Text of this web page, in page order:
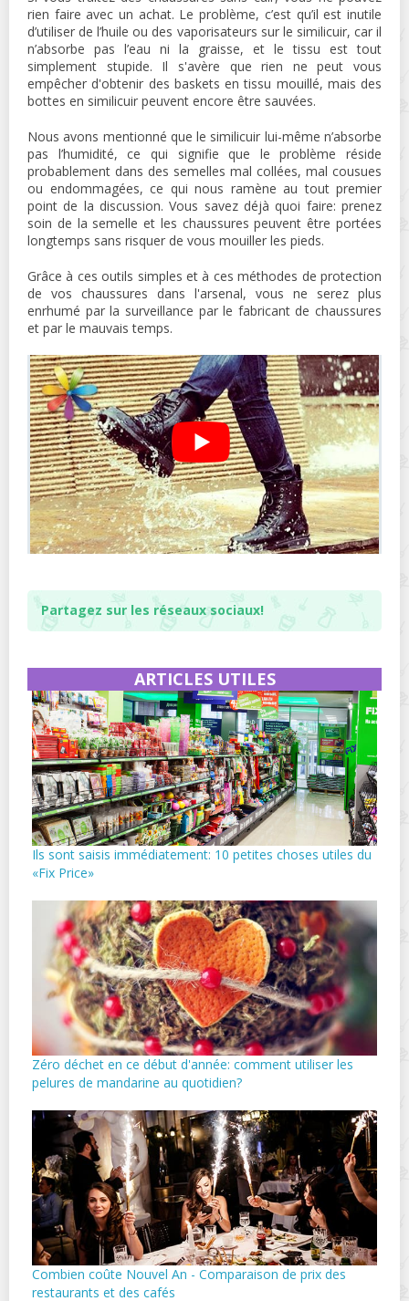
rien faire avec un achat. Le problème, c’est qu’il est inutile
d’utiliser de l’huile ou des vaporisateurs sur le similicuir, car il
n’absorbe pas l’eau ni la graisse, et le tissu est tout
simplement stupide. Il s'avère que rien ne peut vous
empêcher d'obtenir des baskets en tissu mouillé, mais des
bottes en similicuir peuvent encore être sauvées.
Nous avons mentionné que le similicuir lui-même n’absorbe
pas l’humidité, ce qui signifie que le problème réside
probablement dans des semelles mal collées, mal cousues
ou endommagées, ce qui nous ramène au tout premier
point de la discussion. Vous savez déjà quoi faire: prenez
soin de la semelle et les chaussures peuvent être portées
longtemps sans risquer de vous mouiller les pieds.
Grâce à ces outils simples et à ces méthodes de protection
de vos chaussures dans l'arsenal, vous ne serez plus
enrhumé par la surveillance par le fabricant de chaussures
et par le mauvais temps.
Partagez sur les réseaux sociaux!
ARTICLES UTILES
Ils sont saisis immédiatement: 10 petites choses utiles du
«Fix Price»
Zéro déchet en ce début d'année: comment utiliser les
pelures de mandarine au quotidien?
Combien coûte Nouvel An - Comparaison de prix des
restaurants et des cafés